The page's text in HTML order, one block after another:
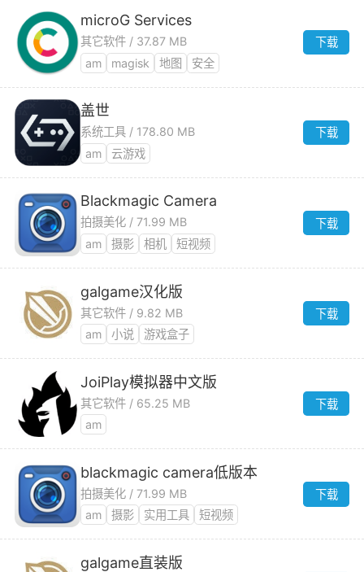
microG Services
其它软件 / 37.87 MB
am
magisk 地图 安全
下载
盖世
系统工具 / 178.80 MB
am
云游戏
下载
Blackmagic Camera
拍摄美化 / 71.99 MB
am
摄影 相机 短视频
下载
galgame汉化版
其它软件 / 9.82 MB
am
小说 游戏盒子
下载
JoiPlay模拟器中文版
其它软件 / 65.25 MB
am
下载
blackmagic camera低版本
拍摄美化 / 71.99 MB
am
摄影 实用工具 短视频
下载
galgame直装版